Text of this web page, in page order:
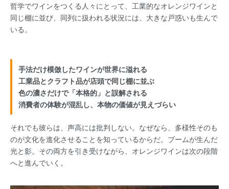
哲学でワインをつくる人々にとって、工業的なオレンジワインと
同じ棚に並び、同列に扱われる状況には、大きな戸惑いも生んで
いる。
手法だけ模倣したワインが世界に溢れる
工業品とクラフト品が店頭で同じ棚に並ぶ
色の濃さだけで「本格的」と誤解される
消費者の体験が混乱し、本物の価値が見えづらい
それでも彼らは、声高には批判しない。なぜなら、多様性そのも
のが文化を進化させることを知っているからだ。ブームが生んだ
光と影。その両方を引き受けながら、オレンジワインは次の段階
へと進んでいく。